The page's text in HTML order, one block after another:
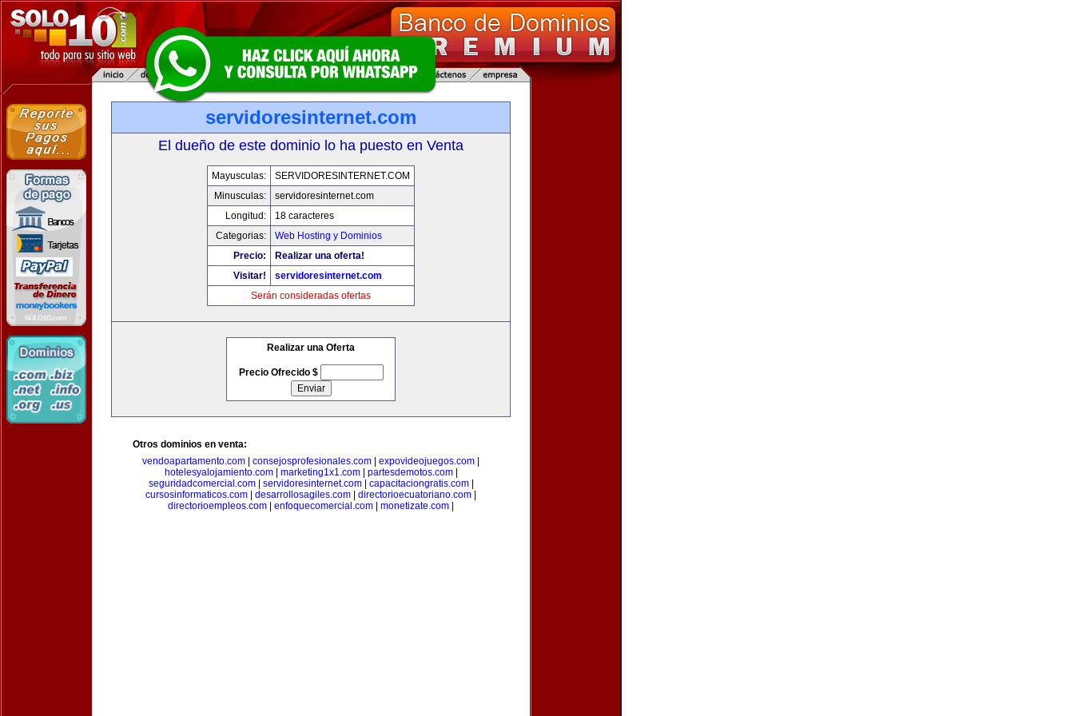
servidoresinternet.com
El dueño de este dominio lo ha puesto en Venta
Mayusculas:
SERVIDORESINTERNET.COM
Minusculas:
servidoresinternet.com
Longitud:
18 caracteres
Categorias:
Web Hosting y Dominios
Precio:
Realizar una oferta!
Visitar!
servidoresinternet.com
Serán consideradas ofertas
Realizar una Oferta
Precio Ofrecido $
Otros dominios en venta:
vendoapartamento.com
consejosprofesionales.com expovideojuegos.com
hotelesyalojamiento.com| marketing1x1.com| partesdemotos.com|
seguridadcomercial.com| servidoresinternet.com| capacitaciongratis.com|
cursosinformaticos.com
desarrollosagiles.com directorioecuatoriano.com
directorioempleos.com
enfoquecomercial.com monetizate.com